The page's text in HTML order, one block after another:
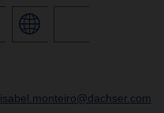
isabel.monteiro@dachser.com